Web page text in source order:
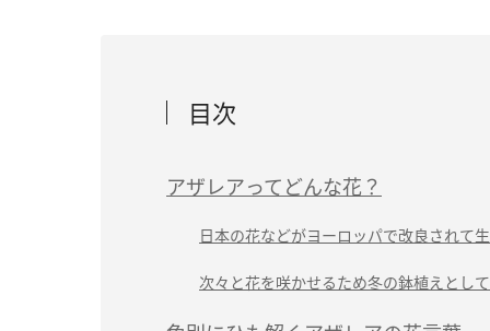
目次
アザレアってどんな花？
日本の花などがヨーロッパで改良されて
次々と花を咲かせるため冬の鉢植えとし